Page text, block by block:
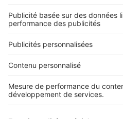
Nous contacter
Nous recrutons
NOS APPLICATIONS
Découvrez nos applications